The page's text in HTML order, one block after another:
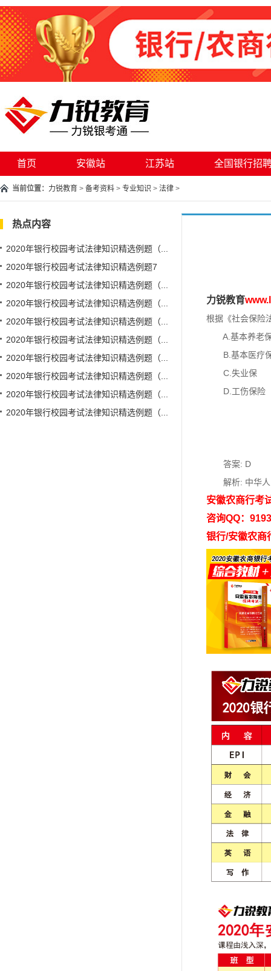
首页 安徽站 江苏站 全国银行招
当前位置： 力锐教育 > 备考资料 > 专业知识 > 法律 >
热点内容
2020年银行校园考试法律知识精选例题（...
2020年银行校园考试法律知识精选例题7
2020年银行校园考试法律知识精选例题（...
2020年银行校园考试法律知识精选例题（...
2020年银行校园考试法律知识精选例题（...
2020年银行校园考试法律知识精选例题（...
2020年银行校园考试法律知识精选例题（...
2020年银行校园考试法律知识精选例题（...
2020年银行校园考试法律知识精选例题（...
2020年银行校园考试法律知识精选例题（...
力锐教育
根据《社会保险
A.基本养老
B.基本医疗
C.失业保
D.工伤保险
答案: D
解析: 中华人
安徽农商行考
咨询QQ：
银行/安徽农商